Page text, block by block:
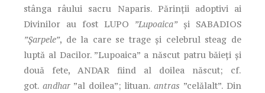
stânga râului sacru Naparis. Părinții adoptivi ai
Divinilor au fost LUPO ”Lupoaica”și SABADIOS
”Șarpele”, de la care se trage și celebrul steag de
luptă al Dacilor. ”Lupoaica” a născut patru băieți și
două fete, ANDAR fiind al doilea născut; cf.
got. andhar”al doilea”; lituan.antras ”celălalt”. Din